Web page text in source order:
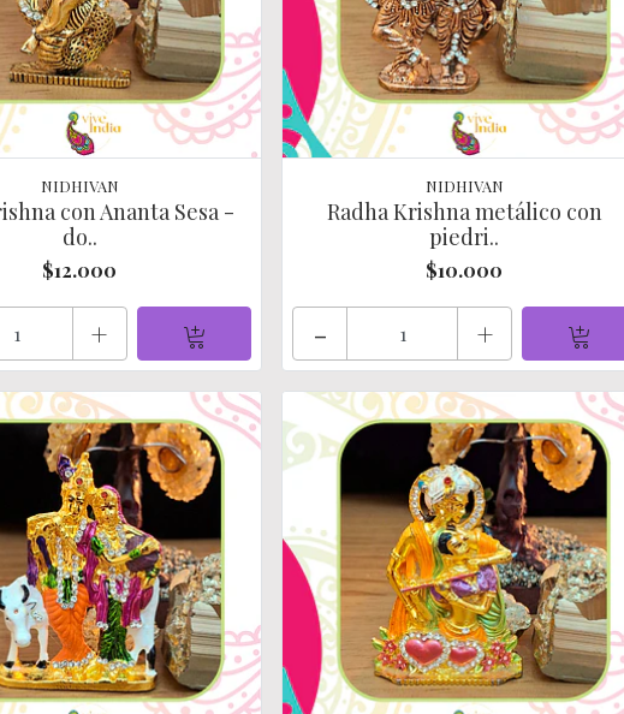
NIDHIVAN
con Ananta Sesa -
do..
$12.000
+
NIDHIVAN
Radha Krishna metálico con
piedri..
$10.000
- +